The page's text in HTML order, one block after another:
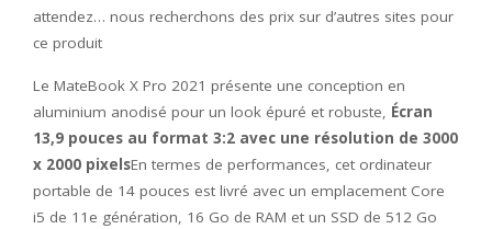
attendez… nous recherchons des prix sur d’autres sites pour
ce produit
Le MateBook X Pro 2021 présente une conception en
aluminium anodisé pour un look épuré et robuste, Écran
13,9 pouces au format 3:2 avec une résolution de 3000
x 2000 pixelsEn termes de performances, cet ordinateur
portable de 14 pouces est livré avec un emplacement Core
i5 de 11e génération, 16 Go de RAM et un SSD de 512 Go